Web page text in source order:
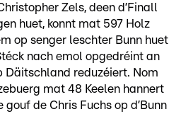
Zels, deen d’Finall
huet, konnt mat 597 Holz
op senger leschter Bunn huet
nach emol opgedréint an
Däitschland reduzéiert. Nom
mat 48 Keelen hannert
de Chris Fuchs op d’Bunn